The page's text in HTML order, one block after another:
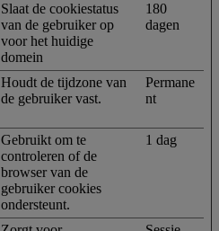
Slaat de cookiestatus
van de gebruiker op
voor het huidige
domein
180
dagen
Houdt de tijdzone van
de gebruiker vast.
Permane
nt
Gebruikt om te
controleren of de
browser van de
gebruiker cookies
ondersteunt.
1 dag